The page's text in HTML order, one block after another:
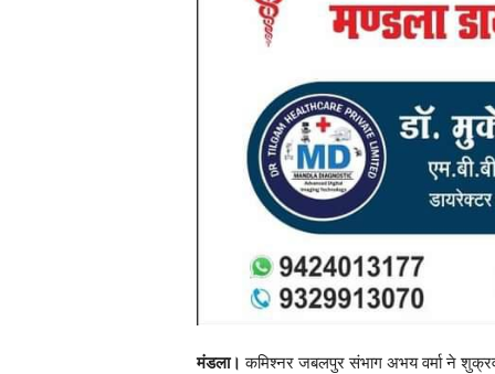
मंडला। कमिश्नर जबलपुर संभाग अभय वर्मा ने